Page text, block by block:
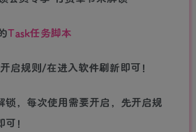
Task任务脚本
启规则/在进入软件刷新即可！
锁，每次使用需要开启，先开启规
！